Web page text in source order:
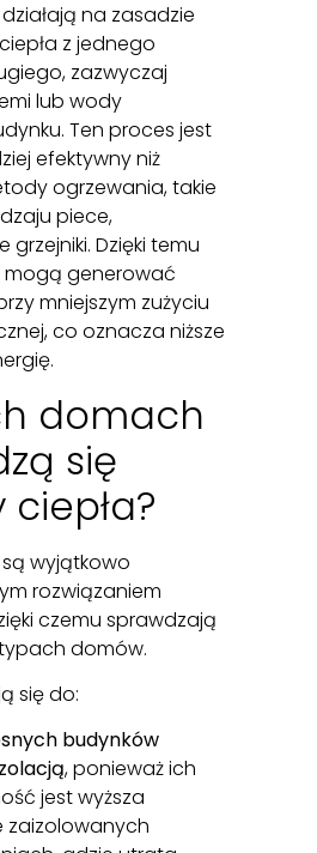
na zasadzie
z jednego
zazwyczaj
lub wody
Ten proces jest
efektywny niż
ogrzewania, takie
piece,
grzejniki. Dzięki temu
mogą generować
mniejszym zużyciu
co oznacza niższe
domach
się
wyjątkowo
rozwiązaniem
czemu sprawdzają
domów.
się do:
budynków
, ponieważ ich
jest wyższa
zaizolowanych